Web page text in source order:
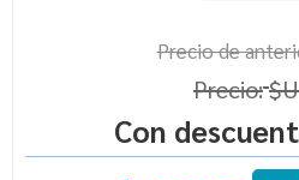
Precio de
Precio:
Con